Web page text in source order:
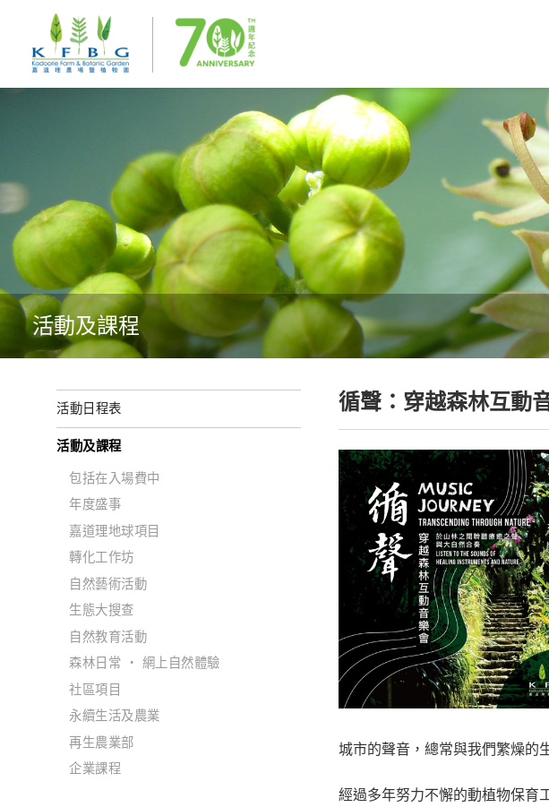
活動及課程
活動日程表
活動及課程
包括在入場費中
年度盛事
嘉道理地球項目
轉化工作坊
自然藝術活動
生態大搜查
自然教育活動
森林日常 ‧ 網上自然體驗
社區項目
永續生活及農業
再生農業部
企業課程
循聲：穿越森林互動
城市的聲音，總常與我們繁燥的
經過多年努力不懈的動植物保育